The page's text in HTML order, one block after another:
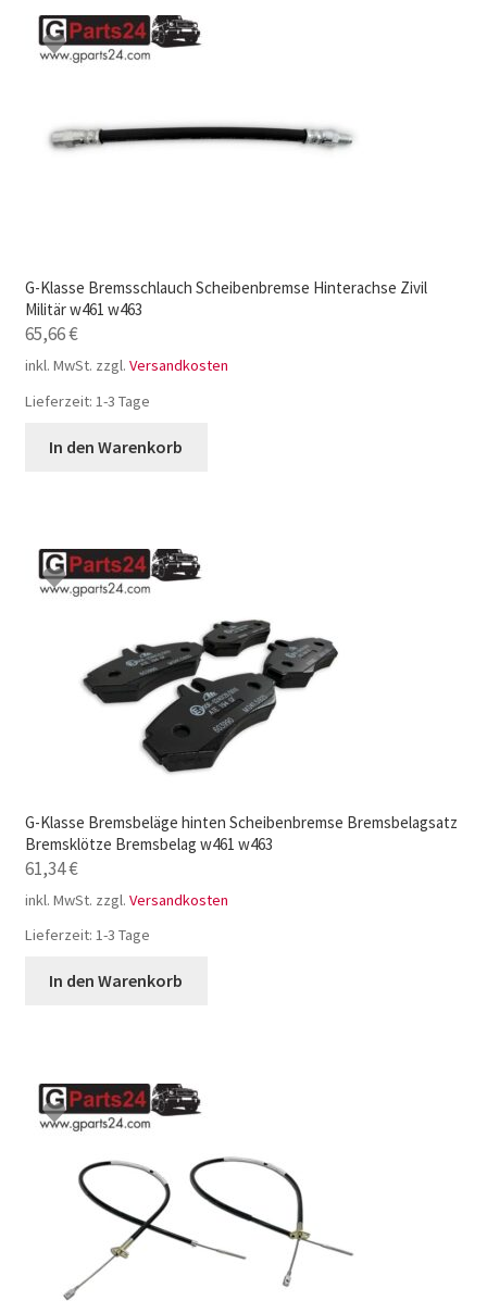
G-Klasse Bremsschlauch Scheibenbremse Hinterachse Zivil
Militär w461 w463
65,66€
inkl. MwSt. zzgl. Versandkosten
Lieferzeit: 1-3 Tage
In den Warenkorb
G-Klasse Bremsbeläge hinten Scheibenbremse Bremsbelagsatz
Bremsklötze Bremsbelag w461 w463
61,34€
inkl. MwSt. zzgl. Versandkosten
Lieferzeit: 1-3 Tage
In den Warenkorb